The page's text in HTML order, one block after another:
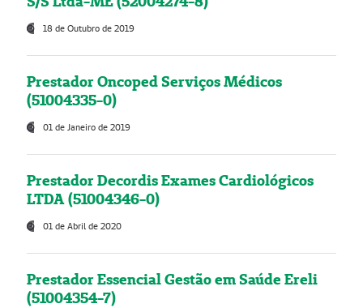
18 de Outubro de 2019
Prestador Oncoped Serviços Médicos
(51004335-0)
01 de Janeiro de 2019
Prestador Decordis Exames Cardiológicos
LTDA (51004346-0)
01 de Abril de 2020
Prestador Essencial Gestão em Saúde Ereli
(51004354-7)